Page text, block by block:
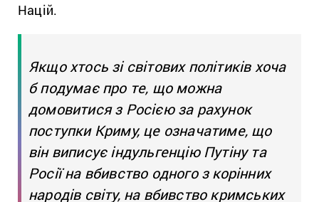
Націй.
Якщо хтось зі світових політиків хоча
б подумає про те, що можна
домовитися з Росією за рахунок
поступки Криму, це означатиме, що
він виписує індульгенцію Путіну та
Росії на вбивство одного з корінних
народів світу, на вбивство кримських